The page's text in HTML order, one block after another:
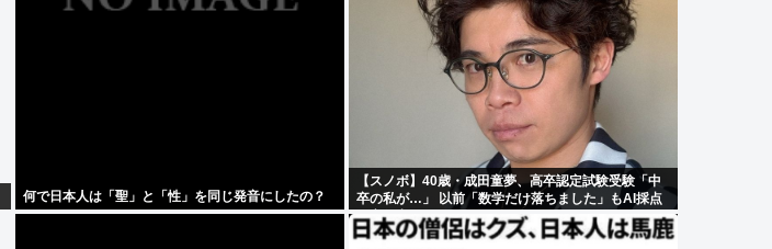
何で日本人は「聖」と「性」を同じ発音にしたの？
【スノボ】40歳・成田童夢、高卒認定試験受験「中
卒の私が…」 以前「数学だけ落ちました」もAI採点
で高得点